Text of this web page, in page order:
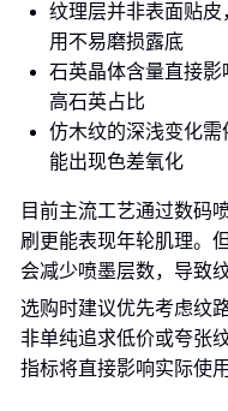
纹理层并非表面贴
用不易磨损露底
石英晶体含量直接
高石英占比
仿木纹的深浅变化
能出现色差氧化
目前主流工艺通过数码
刷更能表现年轮肌理。
会减少喷墨层数，导致
选购时建议优先考虑纹
非单纯追求低价或夸张
指标将直接影响实际使用